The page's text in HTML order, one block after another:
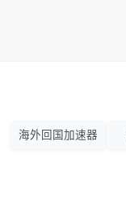
海外回国加速器